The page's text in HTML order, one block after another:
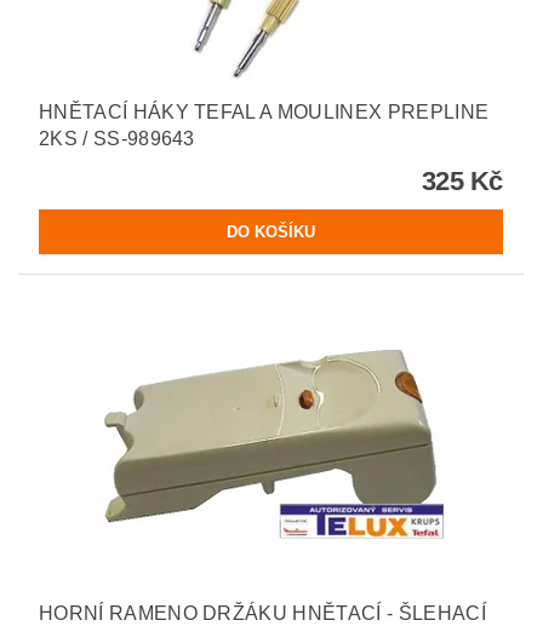
HNĚTACÍ HÁKY TEFAL A MOULINEX PREPLINE
2KS / SS-989643
325 Kč
HORNÍ RAMENO DRŽÁKU HNĚTACÍ - ŠLEHACÍ